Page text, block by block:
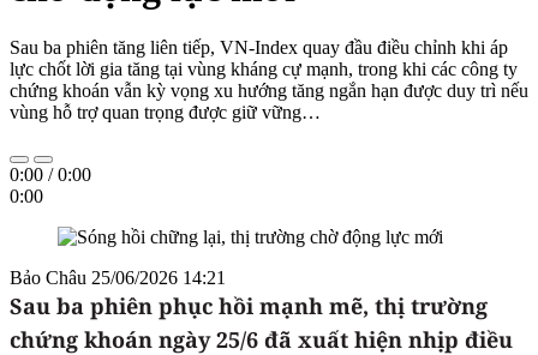
Sau ba phiên tăng liên tiếp, VN-Index quay đầu điều chỉnh khi áp
lực chốt lời gia tăng tại vùng kháng cự mạnh, trong khi các công ty
chứng khoán vẫn kỳ vọng xu hướng tăng ngắn hạn được duy trì nếu
vùng hỗ trợ quan trọng được giữ vững…
0:00 /0:00
0:00
Bảo Châu 25/06/2026 14:21
Sau ba phiên phục hồi mạnh mẽ, thị trường
chứng khoán ngày 25/6 đã xuất hiện nhịp điều